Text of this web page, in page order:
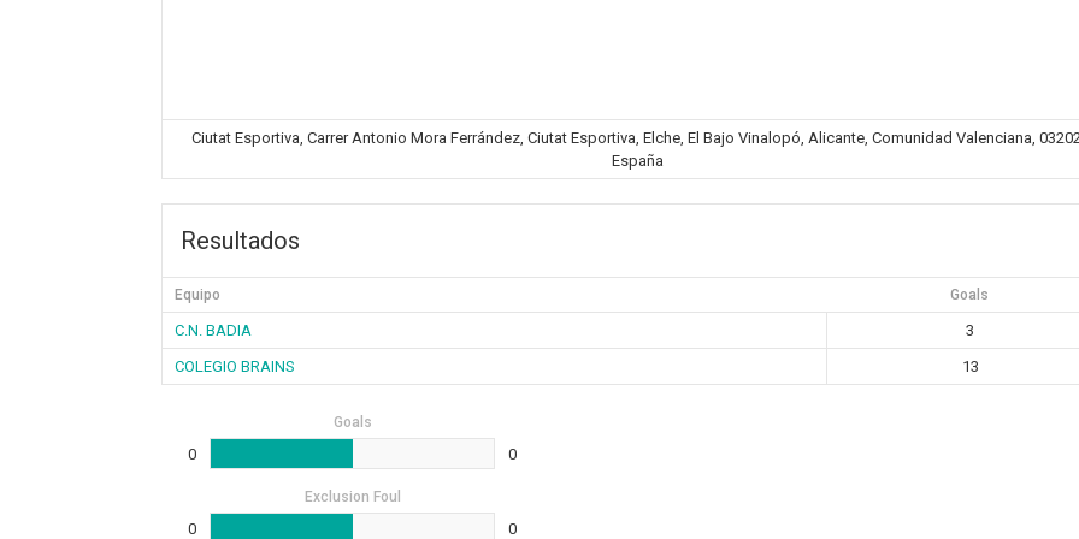
Ciutat Esportiva, Carrer Antonio Mora Ferrández, Ciutat Esportiva, Elche, El Bajo Vinalopó, Alicante, Comunidad Valenciana,
España
Resultados
Equipo Goals
C.N. BADIA
3
COLEGIO BRAINS
13
Goals
0 0
Exclusion Foul
0 0